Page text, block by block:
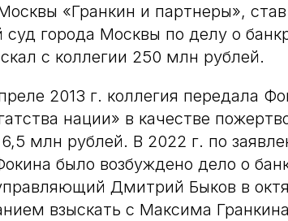
«Гранкин и партнеры»,
города Москвы по делу о
с коллегии 250 млн рублей.
2013 г. коллегия передала
нации» в качестве
млн рублей. В 2022 г. по
было возбуждено дело о
Дмитрий Быков в
взыскать с Максима